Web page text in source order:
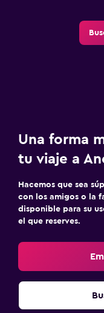
Una forma
tu viaje a
Hacemos que sea
con los amigos o la
disponible para su
el que reserves.